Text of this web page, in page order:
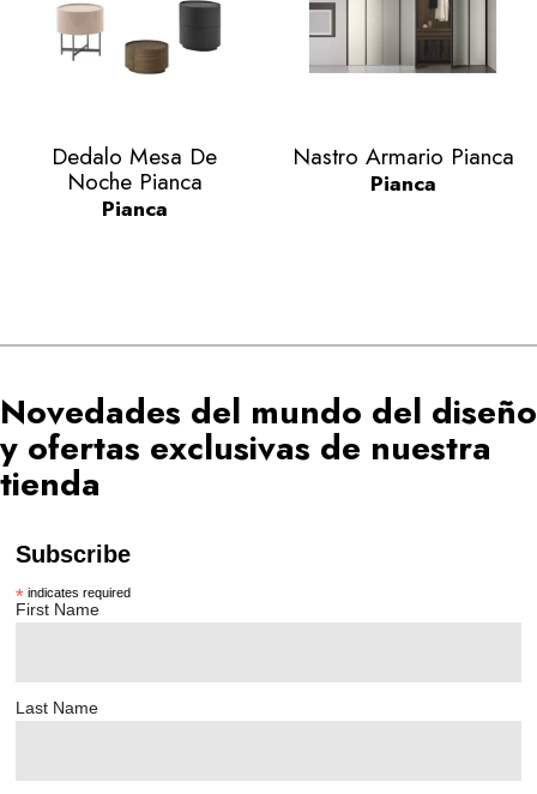
Vista rápida
Dedalo Mesa De
Noche Pianca
Pianca
 Vista rápida
Nastro Armario Pianca
Pianca
Novedades del mundo del diseño
y ofertas exclusivas de nuestra
tienda
Subscribe
* indicates required
First Name
Last Name